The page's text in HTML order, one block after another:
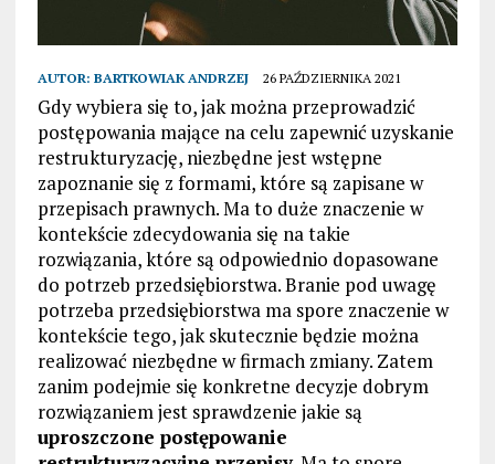
AUTOR: BARTKOWIAK ANDRZEJ 26 PAŹDZIERNIKA 2021
Gdy wybiera się to, jak można przeprowadzić
postępowania mające na celu zapewnić uzyskanie
restrukturyzację, niezbędne jest wstępne
zapoznanie się z formami, które są zapisane w
przepisach prawnych. Ma to duże znaczenie w
kontekście zdecydowania się na takie
rozwiązania, które są odpowiednio dopasowane
do potrzeb przedsiębiorstwa. Branie pod uwagę
potrzeba przedsiębiorstwa ma spore znaczenie w
kontekście tego, jak skutecznie będzie można
realizować niezbędne w firmach zmiany. Zatem
zanim podejmie się konkretne decyzje dobrym
rozwiązaniem jest sprawdzenie jakie są
uproszczone postępowanie